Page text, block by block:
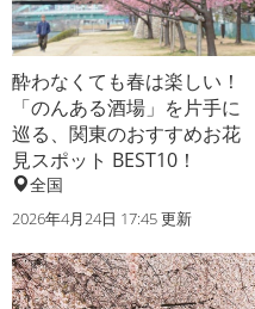
酔わなくても春は楽しい！
「のんある酒場」を片手に
巡る、関東のおすすめお花
見スポット BEST10！
全国
2026年4月24日 17:45 更新